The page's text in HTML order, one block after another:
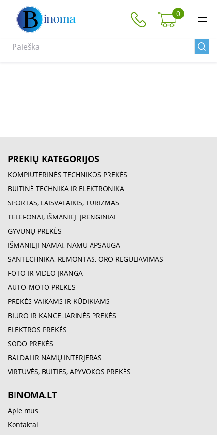
0
PREKIŲ KATEGORIJOS
KOMPIUTERINĖS TECHNIKOS PREKĖS
BUITINĖ TECHNIKA IR ELEKTRONIKA
SPORTAS, LAISVALAIKIS, TURIZMAS
TELEFONAI, IŠMANIEJI ĮRENGINIAI
GYVŪNŲ PREKĖS
IŠMANIEJI NAMAI, NAMŲ APSAUGA
SANTECHNIKA, REMONTAS, ORO REGULIAVIMAS
FOTO IR VIDEO ĮRANGA
AUTO-MOTO PREKĖS
PREKĖS VAIKAMS IR KŪDIKIAMS
BIURO IR KANCELIARINĖS PREKĖS
ELEKTROS PREKĖS
SODO PREKĖS
BALDAI IR NAMŲ INTERJERAS
VIRTUVĖS, BUITIES, APYVOKOS PREKĖS
BINOMA.LT
Apie mus
Kontaktai